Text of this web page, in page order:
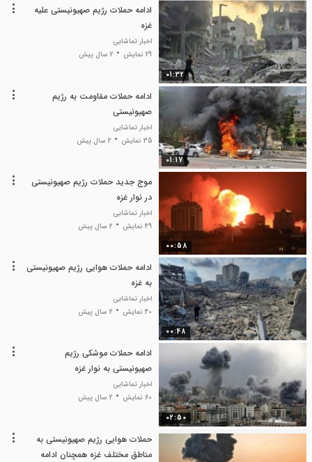
01:32
ادامه حملات رژیم صهیونیستی علیه
غزه
اخبار تماشایی
29 نمایش
2 سال پیش
01:17
ادامه حملات مقاومت به رژیم
صهیونیستی
اخبار تماشایی
35 نمایش
2 سال پیش
00:58
موج جدید حملات رژیم صهیونیستی
در نوار غزه
اخبار تماشایی
49 نمایش
2 سال پیش
00:48
ادامه حملات هوایی رژیم صهیونیستی
به غزه
اخبار تماشایی
40 نمایش
2 سال پیش
02:50
ادامه حملات موشکی رژیم
صهیونیستی به نوار غزه
اخبار تماشایی
60 نمایش
2 سال پیش
حملات هوایی رژیم صهیونیستی به
مناطق مختلف غزه همچنان ادامه